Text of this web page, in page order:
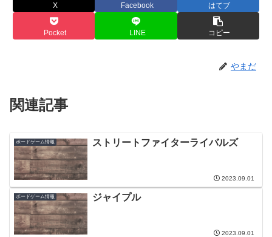
X Facebook はてブ
Pocket LINE コピー
やまだ
関連記事
ボードゲーム情報 ストリートファイターライバルズ
2023.09.01
ボードゲーム情報 ジャイプル
2023.09.01